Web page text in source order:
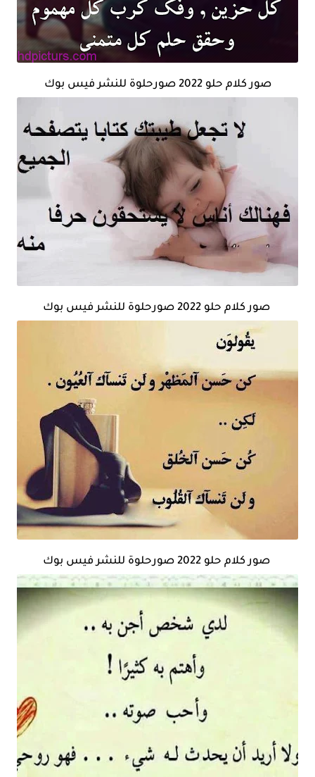
صور كلام حلو 2022 صورحلوة للنشر فيس بوك
صور كلام حلو 2022 صورحلوة للنشر فيس بوك
صور كلام حلو 2022 صورحلوة للنشر فيس بوك